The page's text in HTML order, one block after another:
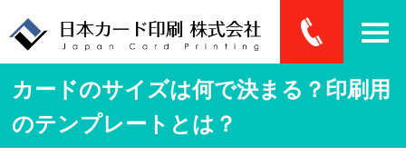
カードのサイズは何で決まる？印刷用
のテンプレートとは？